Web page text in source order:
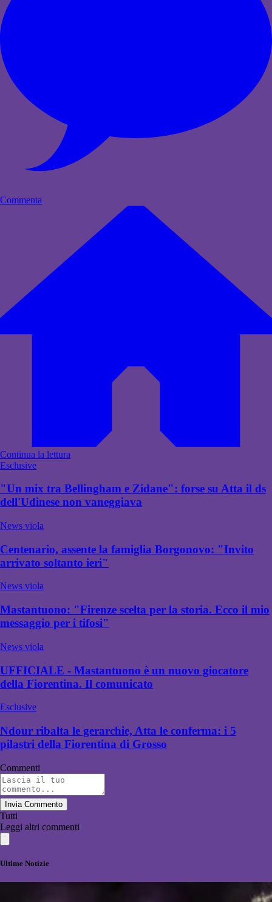
Commenta
Continua la lettura
Esclusive
"Un mix tra Bellingham e Zidane": forse su Atta il ds
dell'Udinese non vaneggiava
News viola
Centenario, assente la famiglia Borgonovo: "Invito
arrivato soltanto ieri"
News viola
Mastantuono: "Firenze scelta per la storia. Ecco il mio
messaggio per i tifosi"
News viola
UFFICIALE - Mastantuono è un nuovo giocatore
della Fiorentina. Il comunicato
Esclusive
Ndour ribalta le gerarchie, Atta le conferma: i 5
pilastri della Fiorentina di Grosso
Commenti
Invia Commento
Tutti
Leggi altri commenti
Ultime Notizie